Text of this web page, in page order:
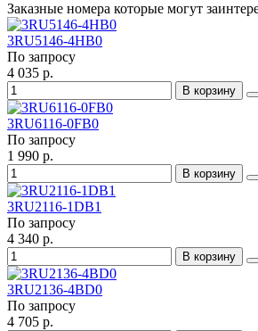
Заказные номера которые могут
3RU5146-4HB0
По запросу
4 035 р.
В корзину
3RU6116-0FB0
По запросу
1 990 р.
В корзину
3RU2116-1DB1
По запросу
4 340 р.
В корзину
3RU2136-4BD0
По запросу
4 705 р.